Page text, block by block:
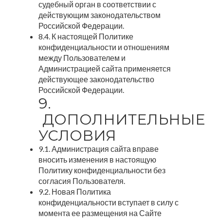
судебный орган в соответствии с
действующим законодательством
Российской Федерации.
8.4. К настоящей Политике
конфиденциальности и отношениям
между Пользователем и
Администрацией сайта применяется
действующее законодательство
Российской Федерации.
9.
ДОПОЛНИТЕЛЬНЫЕ
УСЛОВИЯ
9.1. Администрация сайта вправе
вносить изменения в настоящую
Политику конфиденциальности без
согласия Пользователя.
9.2. Новая Политика
конфиденциальности вступает в силу с
момента ее размещения на Сайте